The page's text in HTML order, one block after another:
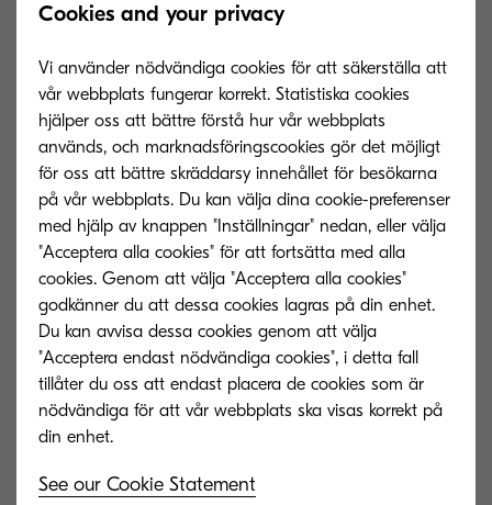
Cookies and your privacy
Vi använder nödvändiga cookies för att säkerställa att
vår webbplats fungerar korrekt. Statistiska cookies
hjälper oss att bättre förstå hur vår webbplats
används, och marknadsföringscookies gör det möjligt
för oss att bättre skräddarsy innehållet för besökarna
på vår webbplats. Du kan välja dina cookie-preferenser
med hjälp av knappen "Inställningar" nedan, eller välja
"Acceptera alla cookies" för att fortsätta med alla
cookies. Genom att välja "Acceptera alla cookies"
godkänner du att dessa cookies lagras på din enhet.
Du kan avvisa dessa cookies genom att välja
"Acceptera endast nödvändiga cookies", i detta fall
tillåter du oss att endast placera de cookies som är
nödvändiga för att vår webbplats ska visas korrekt på
See our Cookie Statement